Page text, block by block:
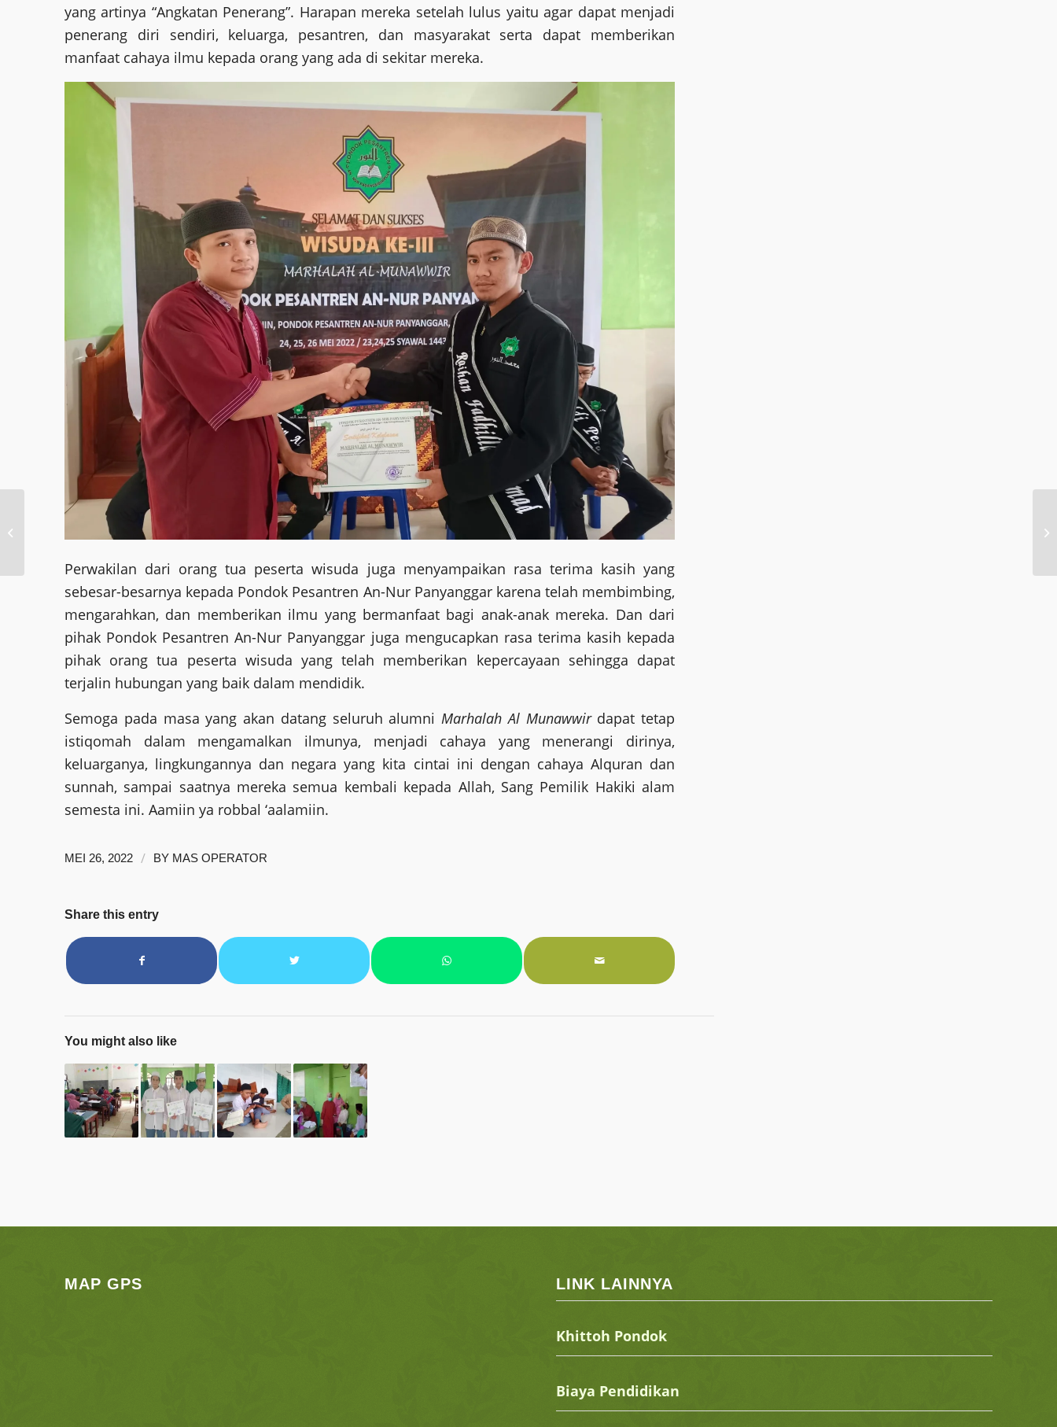
yang artinya “Angkatan Penerang”. Harapan mereka setelah lulus yaitu agar dapat menjadi
penerang diri sendiri, keluarga, pesantren, dan masyarakat serta dapat memberikan
manfaat cahaya ilmu kepada orang yang ada di sekitar mereka.
Perwakilan dari orang tua peserta wisuda juga menyampaikan rasa terima kasih yang
sebesar-besarnya kepada Pondok Pesantren An-Nur Panyanggar karena telah membimbing,
mengarahkan, dan memberikan ilmu yang bermanfaat bagi anak-anak mereka. Dan dari
pihak Pondok Pesantren An-Nur Panyanggar juga mengucapkan rasa terima kasih kepada
pihak orang tua peserta wisuda yang telah memberikan kepercayaan sehingga dapat
terjalin hubungan yang baik dalam mendidik.
Semoga pada masa yang akan datang seluruh alumni Marhalah Al Munawwirdapat tetap
istiqomah dalam mengamalkan ilmunya, menjadi cahaya yang menerangi dirinya,
keluarganya, lingkungannya dan negara yang kita cintai ini dengan cahaya Alquran dan
sunnah, sampai saatnya mereka semua kembali kepada Allah, Sang Pemilik Hakiki alam
semesta ini. Aamiin ya robbal ‘aalamiin.
MEI 26, 2022 / BY MAS OPERATOR
Share this entry
You might also like
MAP GPS LINK LAINNYA
Khittoh Pondok
Biaya Pendidikan
Ramadhan 1443 H